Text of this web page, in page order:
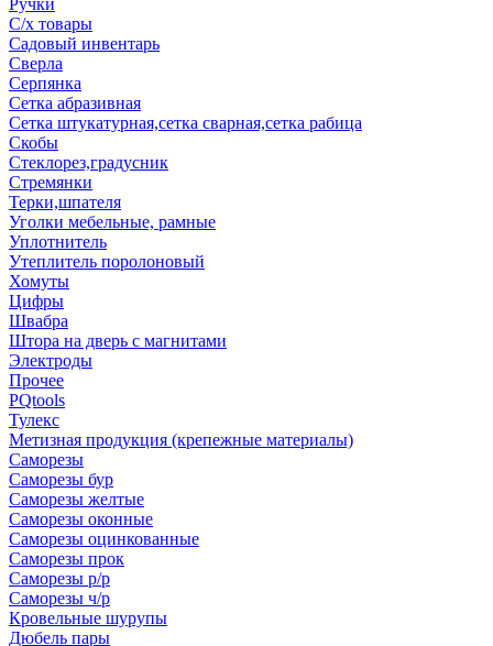
Ручки
С/х товары
Садовый инвентарь
Сверла
Серпянка
Сетка абразивная
Сетка штукатурная,сетка сварная,сетка рабица
Скобы
Стеклорез,градусник
Стремянки
Терки,шпателя
Уголки мебельные, рамные
Уплотнитель
Утеплитель поролоновый
Хомуты
Цифры
Швабра
Штора на дверь с магнитами
Электроды
Прочее
PQtools
Тулекс
Метизная продукция (крепежные материалы)
Саморезы
Саморезы бур
Саморезы желтые
Саморезы оконные
Саморезы оцинкованные
Саморезы прок
Саморезы р/р
Саморезы ч/р
Кровельные шурупы
Дюбель пары